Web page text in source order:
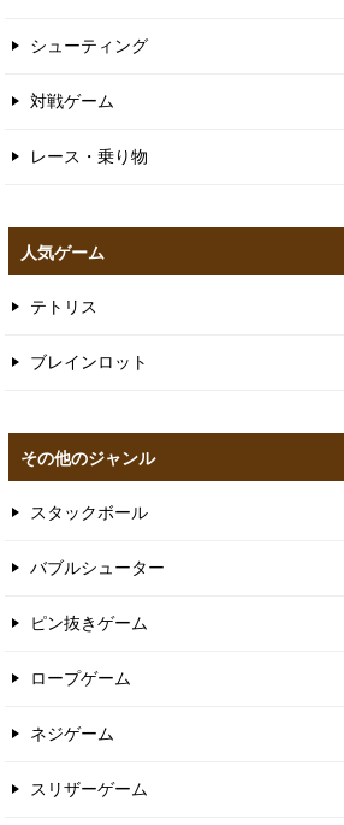
シューティング
対戦ゲーム
レース・乗り物
人気ゲーム
テトリス
ブレインロット
その他のジャンル
スタックボール
バブルシューター
ピン抜きゲーム
ロープゲーム
ネジゲーム
スリザーゲーム